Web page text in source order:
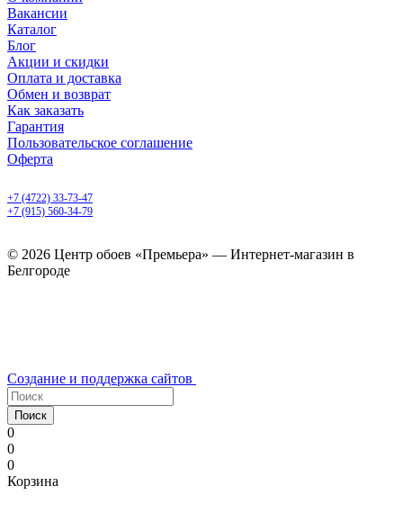
Вакансии
Каталог
Блог
Акции и скидки
Оплата и доставка
Обмен и возврат
Как заказать
Гарантия
Пользовательское соглашение
Оферта
+7 (4722) 33-73-47
+7 (915) 560-34-79
© 2026 Центр обоев «Премьера» — Интернет-магазин в
Белгороде
Создание и поддержка сайтов
Поиск
0
0
0
Корзина